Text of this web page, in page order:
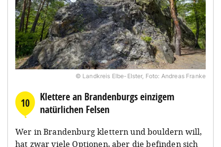
© Landkreis Elbe-Elster, Foto: Andreas Franke
10
Klettere an Brandenburgs einzigem
natürlichen Felsen
Wer in Brandenburg klettern und bouldern will,
hat zwar viele Optionen, aber die befinden sich